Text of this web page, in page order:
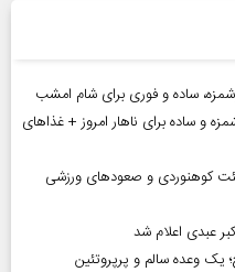
| ۲۰ پیشنهاد خوشمزه و ساده برای ناهار امروز + غذاهای
کوهنوردی و صعودهای ورزشی
عبدی اعلام شد
یک وعده سالم و پرپروتئین